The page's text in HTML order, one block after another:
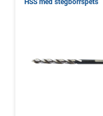
HSS med stegborrspets